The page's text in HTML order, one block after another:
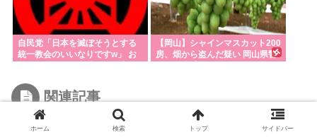
自民党「日本を滅ぼそうとする
統一教会のいいなりですw」 お
【岡山】シャインマスカット200
房、畑から盗んだ疑い 岡山県警
関連記事
ホーム 検索 トップ サイドバー